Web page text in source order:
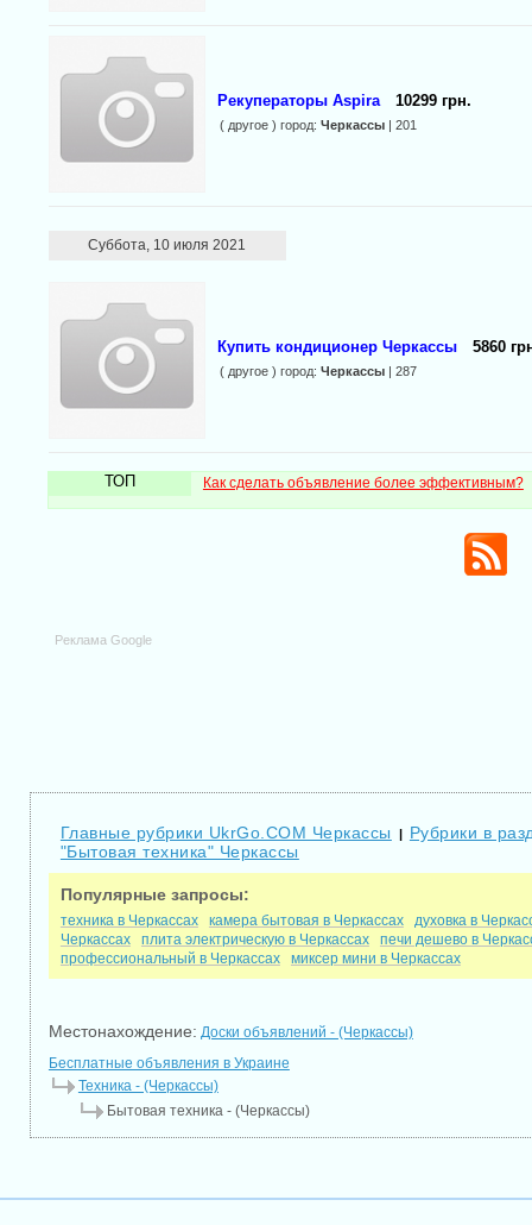
Рекуператоры Aspira 10299 грн.
( другое ) город: Черкассы| 201
Суббота, 10 июля 2021
Купить кондиционер Черкассы 5860
( другое ) город: Черкассы| 287
ТОП Как сделать объявление более эффективным?
Реклама Google
Главные рубрики UkrGo.COM Черкассы | Рубрики в
"Бытовая техника" Черкассы
Популярные запросы:
техника в Черкассах камера бытовая в Черкассах
духовка в
Черкассах
плита электрическую в Черкассах
печи дешево в
профессиональный в Черкассах
миксер мини в Черкассах
Местонахождение: Доски объявлений - (Черкассы)
Бесплатные объявления в Украине
Техника - (Черкассы)
Бытовая техника - (Черкассы)